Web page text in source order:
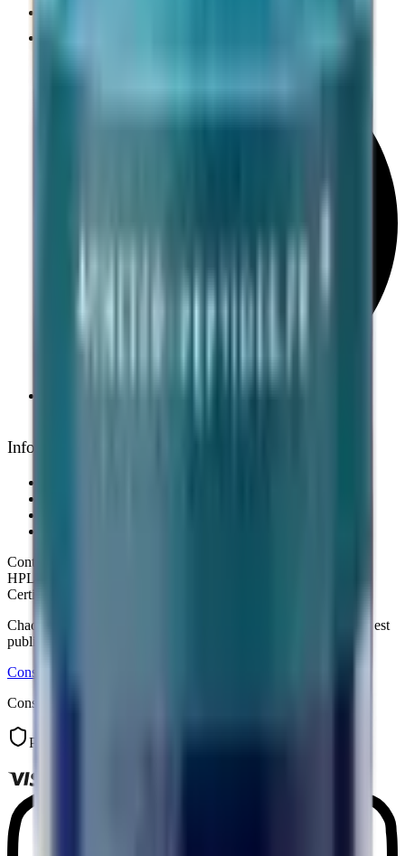
Informations légales
Contrôle qualité
HPLC ≥99%
Certificats d'analyse
Chaque certificat d'analyse (pureté HPLC, laboratoire Janoshik) est
publié sur la fiche produit correspondante.
Consulter
Consultable librement, avant comme après la commande.
Paiement sécurisé